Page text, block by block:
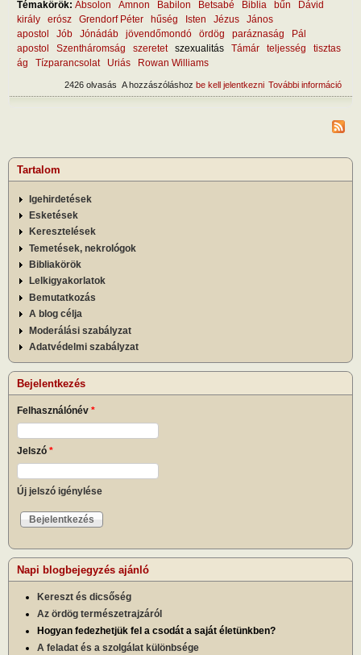
Témakörök: Absolon Amnon Babilon Betsabé Biblia bűn
Dávid
király
erósz Grendorf Péter hűség Isten Jézus
János
apostol
Jób Jónádáb jövendőmondó ördög paráznaság
Pál
apostol
Szentháromság szeretet szexualitás Támár teljesség
tisztas
ág
Tízparancsolat Uriás Rowan Williams
További információ
A hozzászóláshoz be kell jelentkezni
2426 olvasás
Tartalom
Igehirdetések
Esketések
Keresztelések
Temetések, nekrológok
Bibliakörök
Lelkigyakorlatok
Bemutatkozás
A blog célja
Moderálási szabályzat
Adatvédelmi szabályzat
Bejelentkezés
Felhasználónév *
Jelszó *
Új jelszó igénylése
Napi blogbejegyzés ajánló
Kereszt és dicsőség
Az ördög természetrajzáról
Hogyan fedezhetjük fel a csodát a saját életünkben?
A feladat és a szolgálat különbsége